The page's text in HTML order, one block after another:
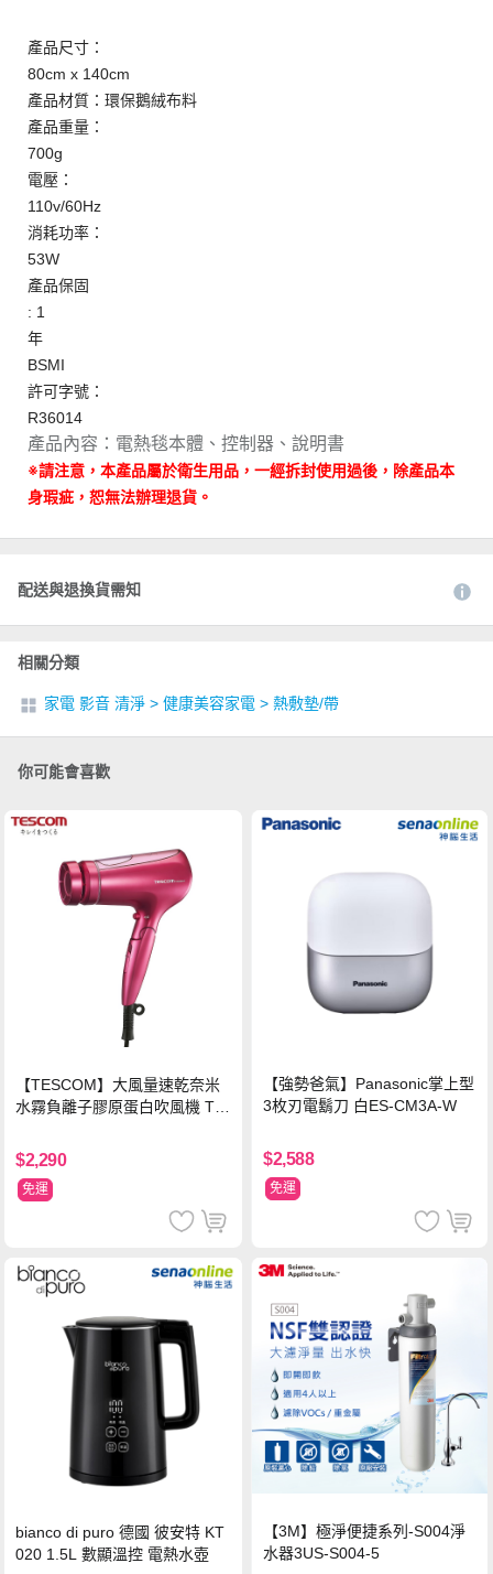
產品尺寸：
80cm x 140cm
產品材質：環保鵝絨布料
產品重量：
700g
電壓：
110v/60Hz
消耗功率：
53W
產品保固
: 1
年
BSMI
許可字號：
R36014
產品內容：電熱毯本體、控制器、說明書
※請注意，本產品屬於衛生用品，一經拆封使用過後，除產品本
身瑕疵，恕無法辦理退貨。
配送與退換貨需知
相關分類
家電 影音 清淨 > 健康美容家電 > 熱敷墊/帶
你可能會喜歡
【TESCOM】大風量速乾奈米
水霧負離子膠原蛋白吹風機 TC
W
$2,290
免運
【強勢爸氣】Panasonic掌上型
3枚刃電鬍刀 白ES-CM3A-W
$2,588
免運
bianco di puro 德國 彼安特 KT
020 1.5L 數顯溫控 電熱水壺
【3M】極淨便捷系列-S004淨
水器3US-S004-5